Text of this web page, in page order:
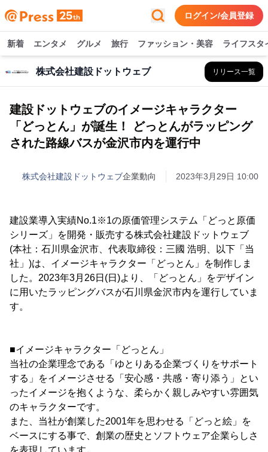
ログイン/会員登録
新着 エンタメ グルメ 旅行 ファッション・美容 ライフスタ
株式会社建設ドットウェブ リリース一覧
建設ドットウェブのイメージキャラクター
「どっとん」が誕生！ どっとんがラッピング
された路線バスが金沢市内を運行中
株式会社建設ドットウェブ企業動向 2023年3月29日 10:00
建設業導入実績No.1※1の原価管理システム「どっと原価
シリーズ」を開発・販売する株式会社建設ドットウェブ
(本社：石川県金沢市、代表取締役：三國 浩明、以下「当
社」)は、イメージキャラクター「どっとん」を制作しま
した。2023年3月26日(日)より、「どっとん」をデザイン
に用いたラッピングバスが石川県金沢市内を運行していま
す。
■イメージキャラクター「どっとん」
当社の企業理念である「ゆとりある企業づくりをサポート
する」をイメージさせる「安心感・共感・寄り添う」とい
ったイメージを抱くような、柔らかく親しみやすい雰囲気
のキャラクターです。
また、当社が創業した2001年を思わせる「どっと絵」を
ベースにする事で、創業の歴史とソフトウェア企業らしさ
を表現しています。